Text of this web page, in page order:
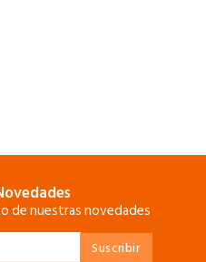
de nuestras novedades